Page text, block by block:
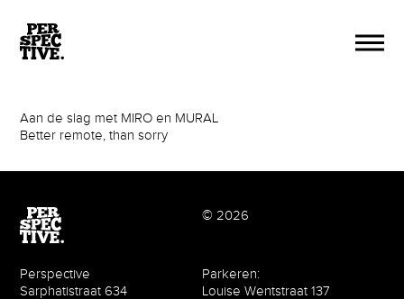
Aan de slag met MIRO en MURAL
Better remote, than sorry
© 2026
Perspective
Sarphatistraat 634
Parkeren:
Louise Wentstraat 137